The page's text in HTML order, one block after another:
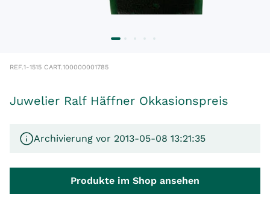
REF.1-1515 CART.100000001785
Juwelier Ralf Häffner Okkasionspreis
Archivierung vor 2013-05-08 13:21:35
Produkte im Shop ansehen